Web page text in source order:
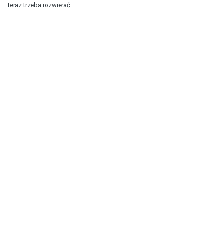
teraz trzeba rozwierać.